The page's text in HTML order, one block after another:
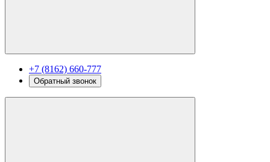
+7 (8162) 660-777
Обратный звонок